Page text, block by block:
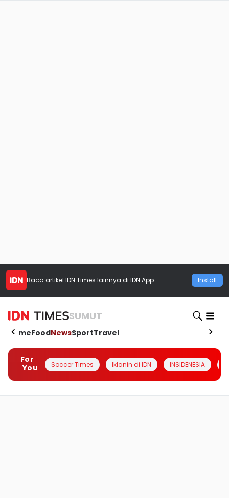
Baca artikel IDN Times lainnya di IDN App Install
SUMUT
HomeFoodNewsSportTravel
For
You
Soccer Times Iklanin di IDN INSIDENESIA